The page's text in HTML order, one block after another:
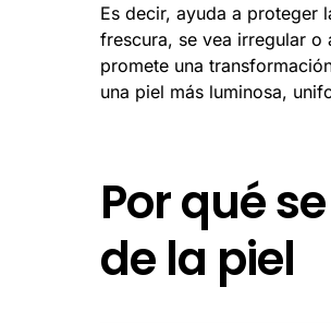
Es decir, ayuda a proteger
frescura, se vea irregular
promete una
una piel más luminosa,
Por qué
de la piel